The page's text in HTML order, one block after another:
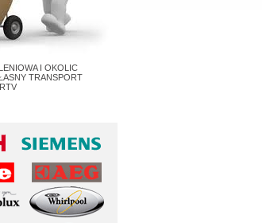
I OKOLIC
TRANSPORT